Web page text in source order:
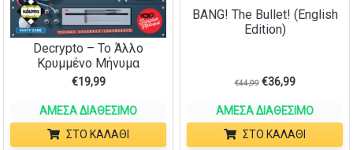
Decrypto – Το Άλλο
Κρυμμένο Μήνυμα
€19,99
ΆΜΕΣΑ ΔΙΑΘΈΣΙΜΟ
ΣΤΟ ΚΑΛΆΘΙ
BANG! The Bullet! (English
Edition)
€44,99 €36,99
ΆΜΕΣΑ ΔΙΑΘΈΣΙΜΟ
ΣΤΟ ΚΑΛΆΘΙ